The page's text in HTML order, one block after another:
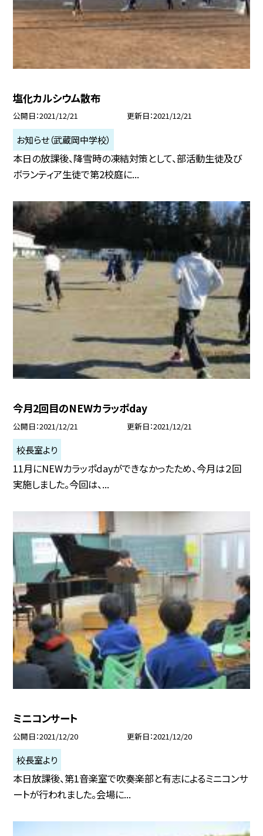
塩化カルシウム散布
公開日 2021/12/21 更新日 2021/12/21
お知らせ（武蔵岡中学校）
本日の放課後、降雪時の凍結対策として、部活動生徒及び
ボランティア生徒で第2校庭に...
今月2回目のNEWカラッポday
公開日 2021/12/21 更新日 2021/12/21
校長室より
11月にNEWカラッポdayができなかったため、今月は２回
実施しました。今回は、...
ミニコンサート
公開日 2021/12/20 更新日 2021/12/20
校長室より
本日放課後、第1音楽室で吹奏楽部と有志によるミニコンサ
ートが行われました。会場に...